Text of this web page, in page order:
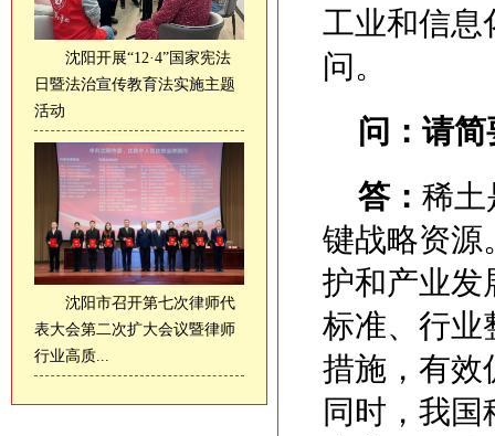
沈阳开展“12·4”国家宪法
日暨法治宣传教育法实施主题
活动
沈阳市召开第七次律师代
表大会第二次扩大会议暨律师
行业高质...
工业和信息
问。
问：请
答： 稀土
键战略资源
护和产业发
标准、行业
措施，有效
同时，我